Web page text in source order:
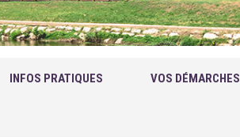
INFOS PRATIQUES VOS DÉMARCHES